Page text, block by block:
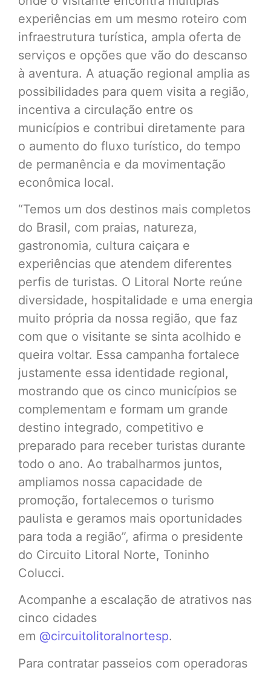
experiências em um mesmo roteiro com
infraestrutura turística, ampla oferta de
serviços e opções que vão do descanso
à aventura. A atuação regional amplia as
possibilidades para quem visita a região,
incentiva a circulação entre os
municípios e contribui diretamente para
o aumento do fluxo turístico, do tempo
de permanência e da movimentação
econômica local.
“Temos um dos destinos mais completos
do Brasil, com praias, natureza,
gastronomia, cultura caiçara e
experiências que atendem diferentes
perfis de turistas. O Litoral Norte reúne
diversidade, hospitalidade e uma energia
muito própria da nossa região, que faz
com que o visitante se sinta acolhido e
queira voltar. Essa campanha fortalece
justamente essa identidade regional,
mostrando que os cinco municípios se
complementam e formam um grande
destino integrado, competitivo e
preparado para receber turistas durante
todo o ano. Ao trabalharmos juntos,
ampliamos nossa capacidade de
promoção, fortalecemos o turismo
paulista e geramos mais oportunidades
para toda a região”, afirma o presidente
do Circuito Litoral Norte, Toninho
Colucci.
Acompanhe a escalação de atrativos nas
cinco cidades
em @circuitolitoralnortesp.
Para contratar passeios com operadoras